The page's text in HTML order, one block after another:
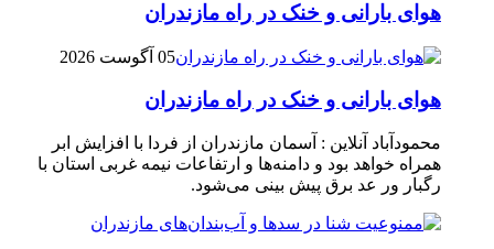
هوای بارانی و خنک در راه مازندران
05 آگوست 2026
هوای بارانی و خنک در راه مازندران
محمودآباد آنلاین : آسمان مازندران از فردا با افزایش ابر
همراه خواهد بود و دامنه‌ها و ارتفاعات نیمه غربی استان با
رگبار ور عد برق پیش بینی می‌شود.